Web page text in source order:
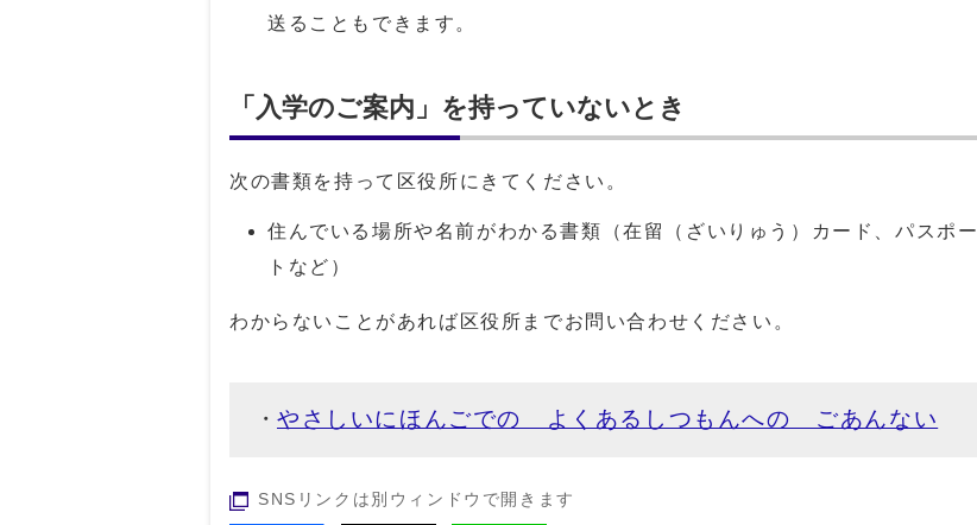
送ることもできます。
「入学のご案内」を持っていないとき
次の書類を持って区役所にきてください。
住んでいる場所や名前がわかる書類（在留（ざいりゅう）カード、パスポー
トなど）
わからないことがあれば区役所までお問い合わせください。
やさしいにほんごでの よくあるしつもんへの ごあんない
SNSリンクは別ウィンドウで開きます